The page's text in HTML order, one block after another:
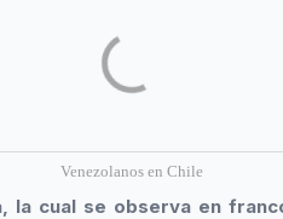
Venezolanos en Chile
la cual se observa en